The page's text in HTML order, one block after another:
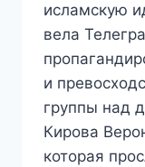
исламскую
вела
и
группы над
Кирова
которая